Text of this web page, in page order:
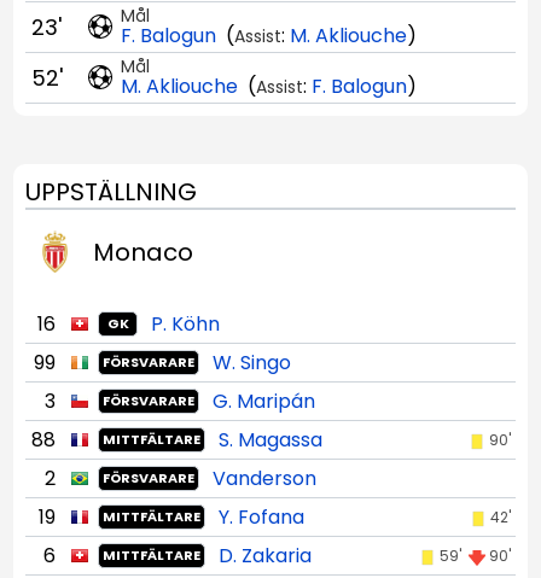
Mål
F. Balogun (Assist: M. Akliouche)
23'
Mål
M. Akliouche (Assist: F. Balogun)
52'
UPPSTÄLLNING
Monaco
16 GK
P. Köhn
99
FÖRSVARARE
W. Singo
3
FÖRSVARARE
G. Maripán
88
MITTFÄLTARE S. Magassa 90'
2 FÖRSVARARE
Vanderson
19
MITTFÄLTARE Y. Fofana 42'
6 MITTFÄLTARE D. Zakaria 59' 90'